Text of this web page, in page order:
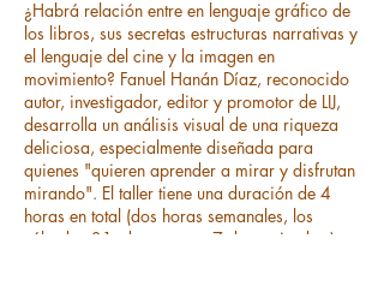
¿Habrá relación entre en lenguaje gráfico de
los libros, sus secretas estructuras narrativas y
el lenguaje del cine y la imagen en
movimiento? Fanuel Hanán Díaz, reconocido
autor, investigador, editor y promotor de LIJ,
desarrolla un análisis visual de una riqueza
deliciosa, especialmente diseñada para
quienes "quieren aprender a mirar y disfrutan
mirando". El taller tiene una duración de 4
horas en total (dos horas semanales, los
sábados 31 de agosto y 7 de septiembre), y